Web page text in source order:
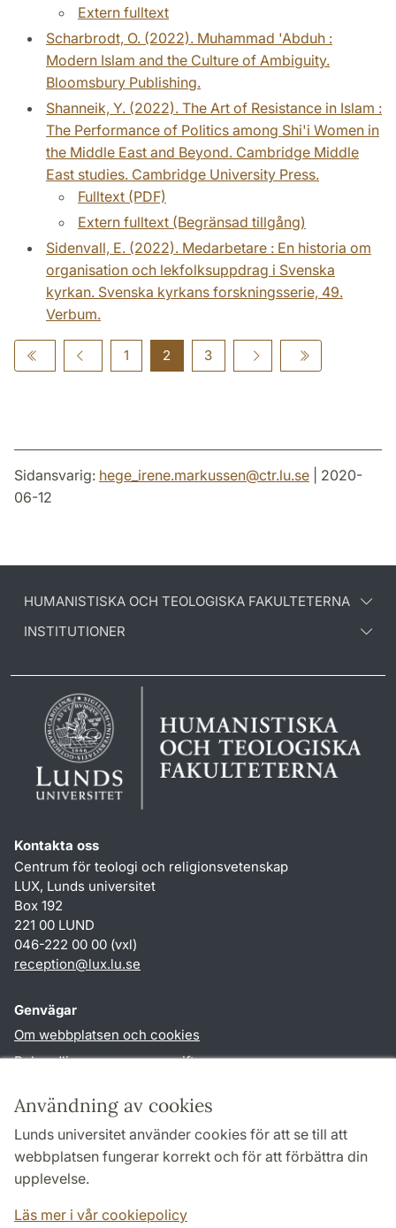
Användning av cookies
Lunds universitet använder cookies för att se till att
webbplatsen fungerar korrekt och för att förbättra din
upplevelse.
Läs mer i vår cookiepolicy
Extern fulltext
Scharbrodt, O. (2022). Muhammad 'Abduh :
Modern Islam and the Culture of Ambiguity.
Bloomsbury Publishing.
Shanneik, Y. (2022). The Art of Resistance in Islam :
The Performance of Politics among Shi'i Women in
the Middle East and Beyond. Cambridge Middle
East studies. Cambridge University Press.
Fulltext (PDF)
Extern fulltext (Begränsad tillgång)
Sidenvall, E. (2022). Medarbetare : En historia om
organisation och lekfolksuppdrag i Svenska
kyrkan. Svenska kyrkans forskningsserie, 49.
Verbum.
1 2 3
Sidansvarig: hege_irene.markussen@ctr.lu.se | 2020-
06-12
HUMANISTISKA OCH TEOLOGISKA FAKULTETERNA
INSTITUTIONER
Kontakta oss
Centrum för teologi och religionsvetenskap
LUX, Lunds universitet
Box 192
221 00 LUND
046-222 00 00 (vxl)
reception@lux.lu.se
Genvägar
Om webbplatsen och cookies
Behandling av personuppgifter
TYPO3-login
Följ oss i sociala medier